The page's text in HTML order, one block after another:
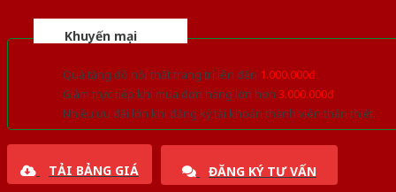
Khuyến mại
Quà tặng đồ nội thất trang trí lên đến 1.000.000đ
Giảm trực tiếp khi mua đơn hàng lớn hơn 3.000.000đ
Nhiều ưu đãi lớn khi đăng ký tài khoản thành viên thân thiết
TẢI BẢNG GIÁ ĐĂNG KÝ TƯ VẤN